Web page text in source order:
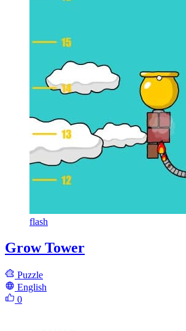
flash
Grow Tower
Puzzle
English
0